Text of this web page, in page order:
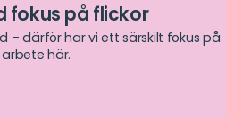
fokus på flickor
– därför har vi ett särskilt fokus på
här.